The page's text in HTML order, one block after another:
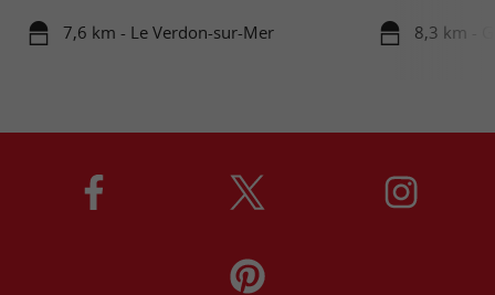
7,6 km - Le Verdon-sur-Mer 8,3 km -